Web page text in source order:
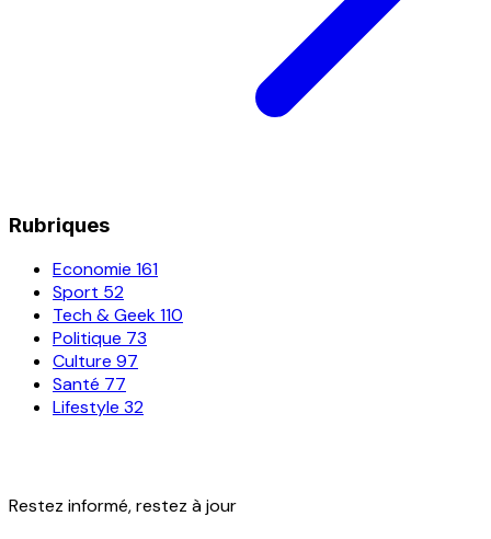
Rubriques
Economie 161
Sport 52
Tech & Geek110
Politique 73
Culture 97
Santé 77
Lifestyle 32
Restez informé, restez à jour